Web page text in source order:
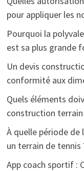
pour appliquer les
Pourquoi la
est sa plus grande
Un devis
conformité aux
Quels éléments
construction terrain
À quelle période de
un terrain de tennis
App coach sportif :